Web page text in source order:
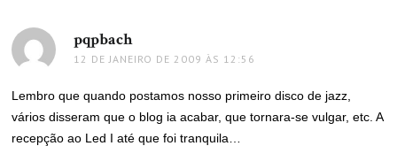
pqpbachdisse:
12 DE JANEIRO DE 2009 ÀS 12:56
Lembro que quando postamos nosso primeiro disco de jazz,
vários disseram que o blog ia acabar, que tornara-se vulgar, etc. A
recepção ao Led I até que foi tranquila…